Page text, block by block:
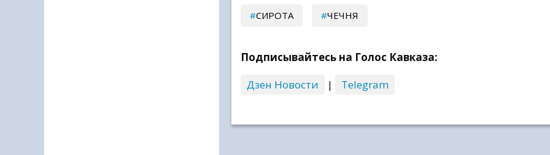
СИРОТА ЧЕЧНЯ
Подписывайтесь на Голос Кавказа:
Дзен Новости
| Telegram